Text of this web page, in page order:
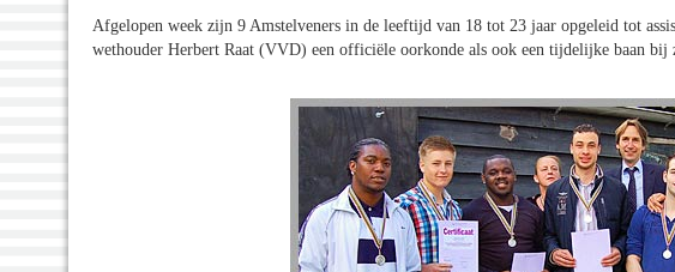
Afgelopen week zijn 9 Amstelveners in de leeftijd van 18 tot 23 jaar opgeleid tot
wethouder Herbert Raat (VVD) een officiële oorkonde als ook een tijdelijke baan bij